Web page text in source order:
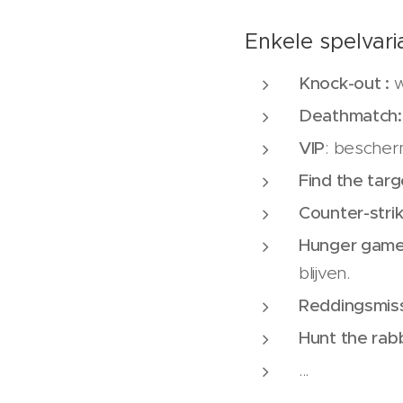
Enkele
Knock-out :
Deathmatch:
VIP:
Find the
Counter-
Hunger
blijven.
Hunt the
...